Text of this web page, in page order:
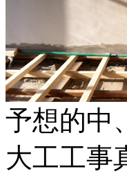
予想的中
大工工事